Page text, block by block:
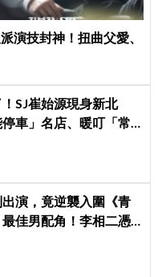
演技封神！扭曲父愛、
SJ崔始源現身新北
停車」名店、暖叮「常
演，竟逆襲入圍《青
佳男配角！李相二憑